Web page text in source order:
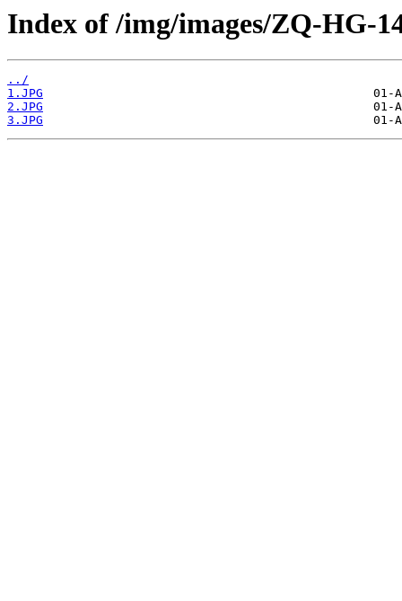
Index of /img/images/ZQ-HG-
../
1.JPG
2.JPG
3.JPG